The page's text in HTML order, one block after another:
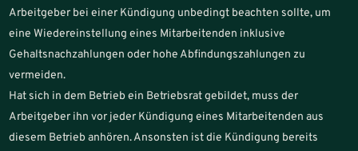
Arbeitgeber bei einer Kündigung unbedingt beachten sollte, um
eine Wiedereinstellung eines Mitarbeitenden inklusive
Gehaltsnachzahlungen oder hohe Abfindungszahlungen zu
vermeiden.
Hat sich in dem Betrieb ein Betriebsrat gebildet, muss der
Arbeitgeber ihn vor jeder Kündigung eines Mitarbeitenden aus
diesem Betrieb anhören. Ansonsten ist die Kündigung bereits